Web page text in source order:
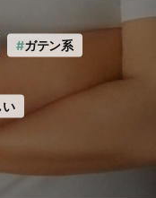
ガテン系
い